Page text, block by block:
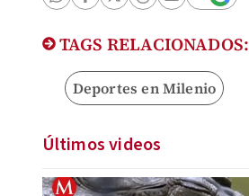
TAGS RELACIONADOS:
Deportes en Milenio
Últimos videos